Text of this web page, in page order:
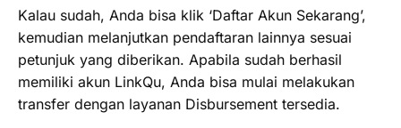
Kalau sudah, Anda bisa klik ‘Daftar Akun Sekarang’,
kemudian melanjutkan pendaftaran lainnya sesuai
petunjuk yang diberikan. Apabila sudah berhasil
memiliki akun LinkQu, Anda bisa mulai melakukan
transfer dengan layanan Disbursement tersedia.